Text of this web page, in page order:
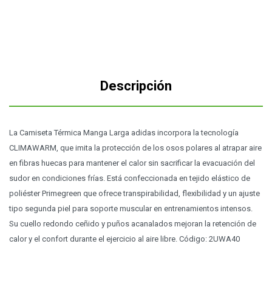
Descripción
La Camiseta Térmica Manga Larga adidas incorpora la tecnología
CLIMAWARM, que imita la protección de los osos polares al atrapar aire
en fibras huecas para mantener el calor sin sacrificar la evacuación del
sudor en condiciones frías. Está confeccionada en tejido elástico de
poliéster Primegreen que ofrece transpirabilidad, flexibilidad y un ajuste
tipo segunda piel para soporte muscular en entrenamientos intensos.
Su cuello redondo ceñido y puños acanalados mejoran la retención de
calor y el confort durante el ejercicio al aire libre. Código: 2UWA40